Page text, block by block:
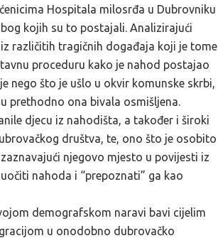
Hospitala milosrđa u Dubrovniku
kojih su to postajali. Analizirajući
različitih tragičnih događaja koji je tome
proceduru kako je nahod postajao
nego što je ušlo u okvir komunske skrbi,
prethodno ona bivala osmišljena.
djecu iz nahodišta, a također i široki
društva, te, ono što je osobito
njegovo mjesto u povijesti iz
nahoda i “prepoznati” ga kao
demografskom naravi bavi cijelim
u onodobno dubrovačko